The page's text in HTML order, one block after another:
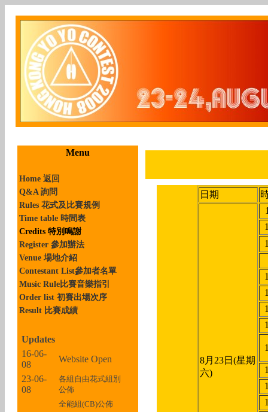
Menu
Home 返回
Q&A 詢問
Rules 花式及比賽規例
Time table 時間表
Credits 特別鳴謝
Register 參加辦法
Venue 場地介紹
Contestant List參加者名單
Music Rule比賽音樂指引
Order list 初賽出場次序
Result 比賽成績
Updates
16-06-
08
Website Open
23-06-
08
各組自由花式組別
公佈
全能組(CB)公佈
日期
8月23日(星期
六)